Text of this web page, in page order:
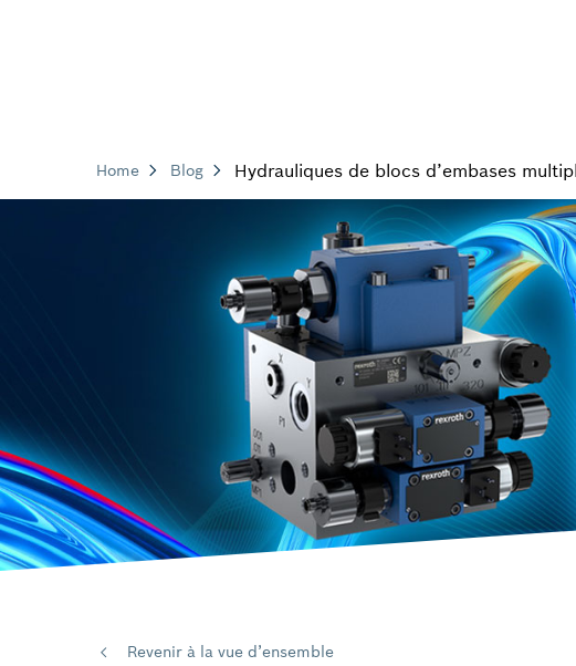
Home Blog Hydrauliques de blocs d’embases
Revenir à la vue d’ensemble